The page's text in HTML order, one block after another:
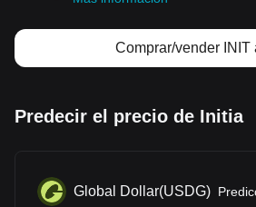
Comprar/vender INIT
Predecir el precio de Initia
Global Dollar(USDG)